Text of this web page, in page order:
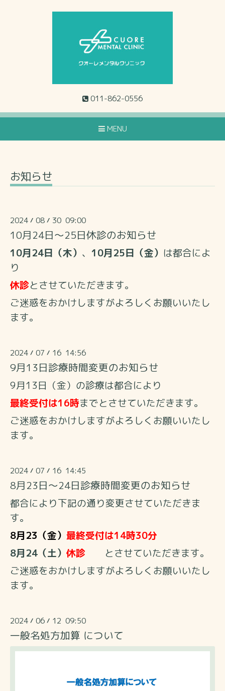
011-862-0556
MENU
お知らせ
2024 / 08 / 30 09:00
10月24日～25日休診のお知らせ
10月24日（木） 、 10月25日（金） は都合によ
り
休診とさせていただきます。
ご迷惑をおかけしますがよろしくお願いいたし
ます。
2024 / 07 / 16 14:56
9月13日診療時間変更のお知らせ
9月13日（金）の診療は都合により
最終受付は16時までとさせていただきます。
ご迷惑をおかけしますがよろしくお願いいたし
ます。
2024 / 07 / 16 14:45
8月23日～24日診療時間変更のお知らせ
都合により下記の通り変更させていただきま
す。
8月23（金） 最終受付は14時30分
8月24（土） 休診
とさせていただきます。
ご迷惑をおかけしますがよろしくお願いいたし
ます。
2024 / 06 / 12 09:50
一般名処方加算 について